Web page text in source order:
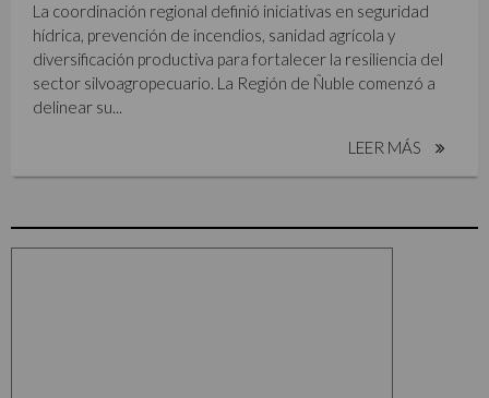
La coordinación regional definió iniciativas en seguridad
hídrica, prevención de incendios, sanidad agrícola y
diversificación productiva para fortalecer la resiliencia del
sector silvoagropecuario. La Región de Ñuble comenzó a
delinear su...
LEER MÁS